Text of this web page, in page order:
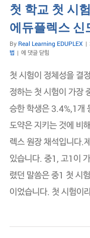
첫 학교 첫 시
에듀플렉스 신
By Real Learning EDUPLEX |
법 | 첫
교
첫
시
험
이
장
요
다
–
에
듀
플
에 댓글 닫힘
첫 시험이 정체성을 결
정하는 첫 시험이 가장
승한 학생은 3.4%,1개
도약은 지키는 것에 비
렉스 원장 채석입니다.
있습니다. 중1, 고1이
렸던 말씀은 중1 첫 시
이었습니다. 첫 시험이